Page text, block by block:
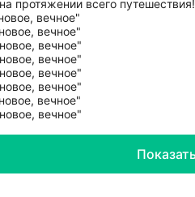
протяжении всего путешествия!